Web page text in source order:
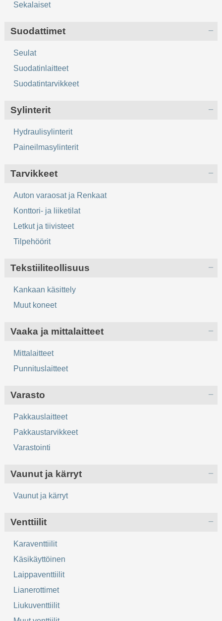
Sekalaiset
Suodattimet
Seulat
Suodatinlaitteet
Suodatintarvikkeet
Sylinterit
Hydraulisylinterit
Paineilmasylinterit
Tarvikkeet
Auton varaosat ja Renkaat
Konttori- ja liiketilat
Letkut ja tiivisteet
Tilpehöörit
Tekstiiliteollisuus
Kankaan käsittely
Muut koneet
Vaaka ja mittalaitteet
Mittalaitteet
Punnituslaitteet
Varasto
Pakkauslaitteet
Pakkaustarvikkeet
Varastointi
Vaunut ja kärryt
Vaunut ja kärryt
Venttiilit
Karaventtiilit
Käsikäyttöinen
Laippaventtiilit
Lianerottimet
Liukuventtiilit